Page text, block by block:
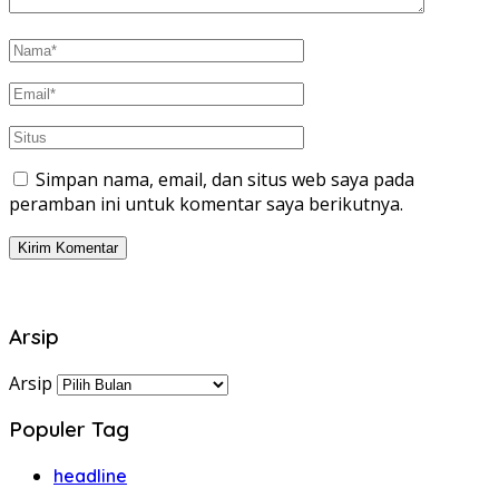
Simpan nama, email, dan situs web saya pada
peramban ini untuk komentar saya berikutnya.
Arsip
Arsip
Populer Tag
headline